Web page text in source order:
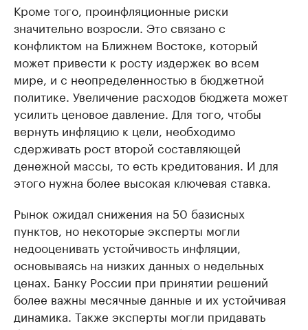
Кроме того, проинфляционные риски
значительно возросли. Это связано с
конфликтом на Ближнем Востоке, который
может привести к росту издержек во всем
мире, и с неопределенностью в бюджетной
политике. Увеличение расходов бюджета может
усилить ценовое давление. Для того, чтобы
вернуть инфляцию к цели, необходимо
сдерживать рост второй составляющей
денежной массы, то есть кредитования. И для
этого нужна более высокая ключевая ставка.
Рынок ожидал снижения на 50 базисных
пунктов, но некоторые эксперты могли
недооценивать устойчивость инфляции,
основываясь на низких данных о недельных
ценах. Банку России при принятии решений
более важны месячные данные и их устойчивая
динамика. Также эксперты могли придавать